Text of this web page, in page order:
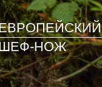
НОЖ